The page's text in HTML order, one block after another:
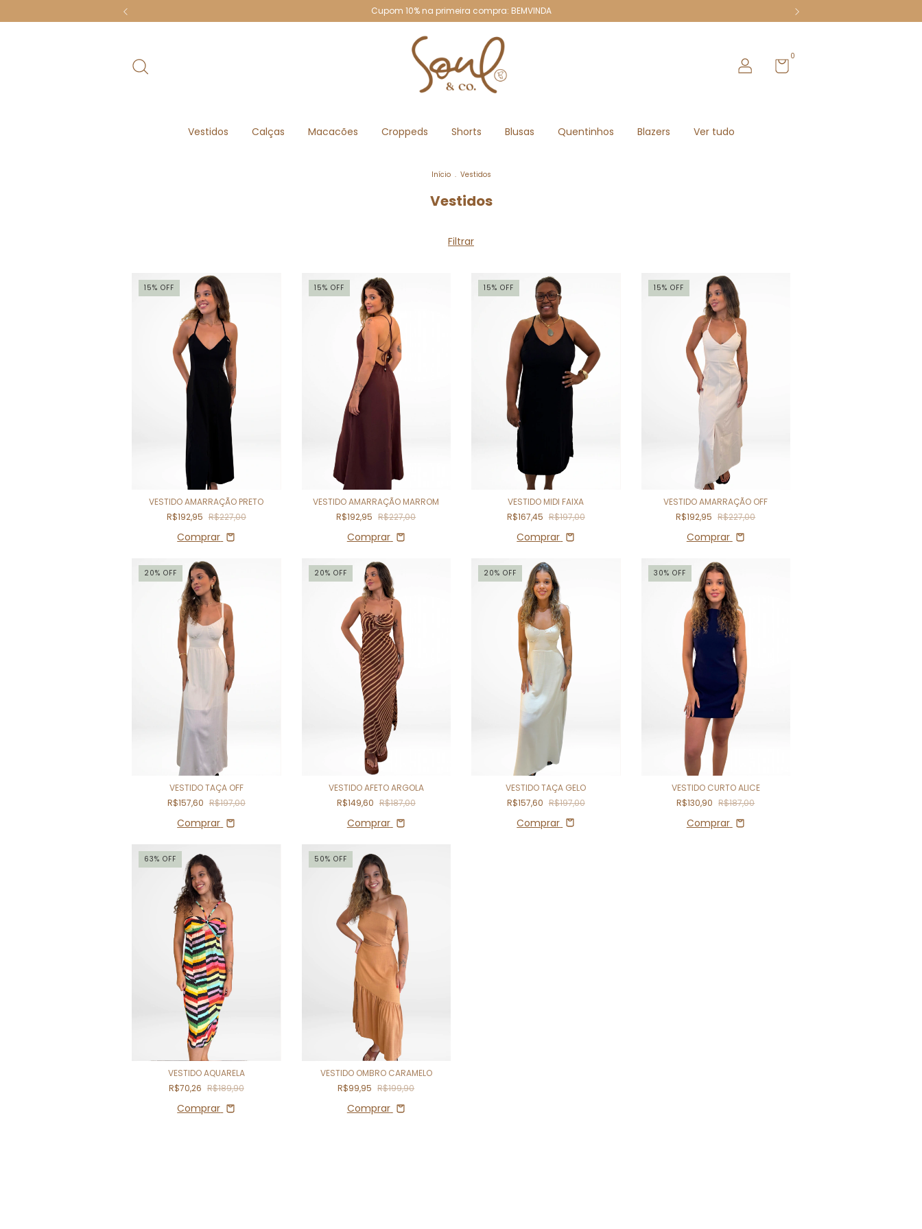
Cupom 10% na primeira compra: BEMVINDA
0
Vestidos Calças Macacões Croppeds Shorts Blusas Quentinhos Blazers Ver tudo
Início . Vestidos
Vestidos
Filtrar
15% OFF
VESTIDO AMARRAÇÃO PRETO
R$192,95 R$227,00
Comprar
15% OFF
VESTIDO AMARRAÇÃO MARROM
R$192,95 R$227,00
Comprar
15% OFF
VESTIDO MIDI FAIXA
R$167,45 R$197,00
Comprar
15% OFF
VESTIDO AMARRAÇÃO OFF
R$192,95 R$227,00
Comprar
20% OFF
VESTIDO TAÇA OFF
R$157,60 R$197,00
Comprar
20% OFF
VESTIDO AFETO ARGOLA
R$149,60 R$187,00
Comprar
20% OFF
VESTIDO TAÇA GELO
R$157,60 R$197,00
Comprar
30% OFF
VESTIDO CURTO ALICE
R$130,90 R$187,00
Comprar
63% OFF
VESTIDO AQUARELA
R$70,26 R$189,90
Comprar
50% OFF
VESTIDO OMBRO CARAMELO
R$99,95 R$199,90
Comprar